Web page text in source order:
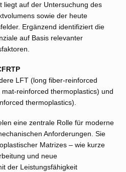
liegt auf der Untersuchung des
sowie der heute
Ergänzend identifiziert die
auf Basis relevanter
LFT (long fiber-reinforced
reinforced thermoplastics) und
thermoplastics).
eine zentrale Rolle für moderne
Anforderungen. Sie
Matrizes – wie kurze
und neue
der Leistungsfähigkeit